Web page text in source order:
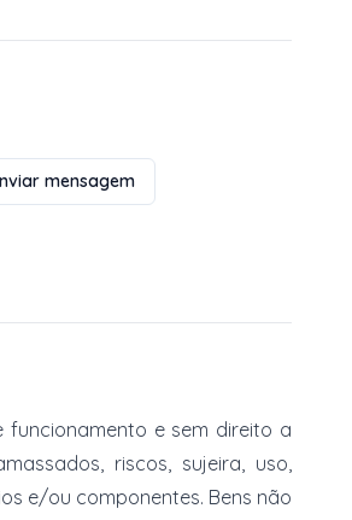
mensagem
e sem direito a
riscos, sujeira, uso,
e/ou componentes. Bens não